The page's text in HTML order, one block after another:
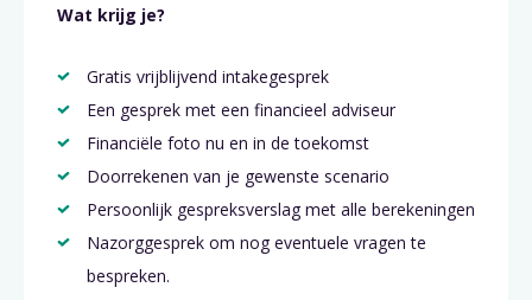
Wat krijg je?
Gratis vrijblijvend intakegesprek
Een gesprek met een financieel adviseur
Financiële foto nu en in de toekomst
Doorrekenen van je gewenste scenario
Persoonlijk gespreksverslag met alle berekeningen
Nazorggesprek om nog eventuele vragen te
bespreken.